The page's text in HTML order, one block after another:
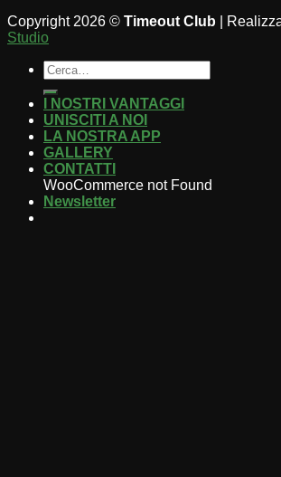
Copyright 2026 © Timeout Club |
Studio
I NOSTRI VANTAGGI
UNISCITI A NOI
LA NOSTRA APP
GALLERY
CONTATTI
WooCommerce not Found
Newsletter